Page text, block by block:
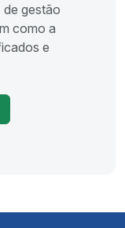
de gestão
como a
e